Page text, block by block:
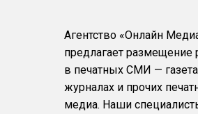
Агентство «Онлайн
предлагает
в печатных СМИ —
журналах и прочих
медиа. Наши